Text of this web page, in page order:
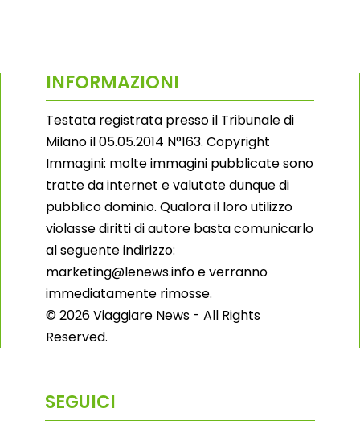
INFORMAZIONI
Testata registrata presso il Tribunale di
Milano il 05.05.2014 N°163. Copyright
Immagini: molte immagini pubblicate sono
tratte da internet e valutate dunque di
pubblico dominio. Qualora il loro utilizzo
violasse diritti di autore basta comunicarlo
al seguente indirizzo:
marketing@lenews.info e verranno
immediatamente rimosse.
© 2026 Viaggiare News - All Rights
Reserved.
SEGUICI